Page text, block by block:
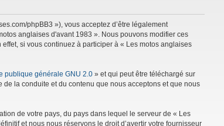
phpBB3 »), vous acceptez d’être légalement
anglaises d'avant 1983 ». Nous pouvons modifier ces
si vous continuez à participer à « Les motos anglaises
publique générale GNU 2.0 » et qui peut être téléchargé sur
la conduite et du contenu que nous acceptons et que nous
de votre pays, du pays dans lequel le serveur de « Les
et nous nous réservons le droit d’avertir votre fournisseur